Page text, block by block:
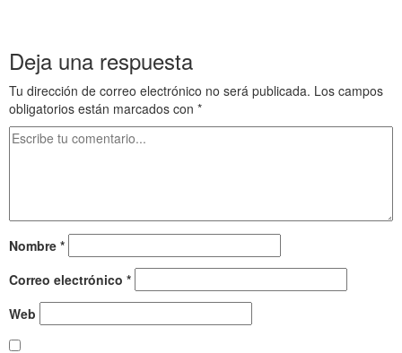
Deja una respuesta
Tu dirección de correo electrónico no será publicada. Los campos
obligatorios están marcados con *
Nombre *
Correo electrónico *
Web